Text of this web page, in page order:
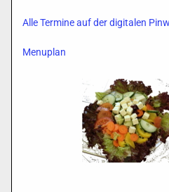
Alle Termine auf der digitalen
Menuplan